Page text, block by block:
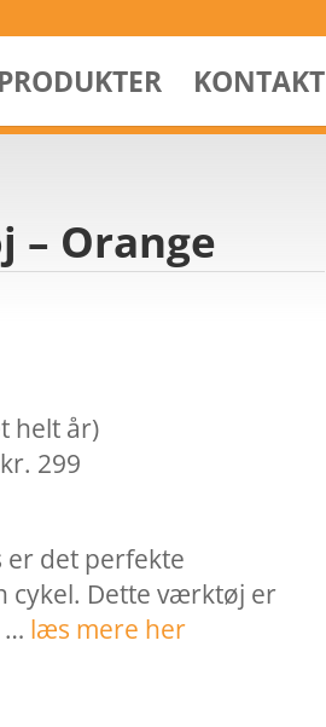
KONTAKT
– Orange
helt år)
299
er det perfekte
Dette værktøj er
… læs mere her